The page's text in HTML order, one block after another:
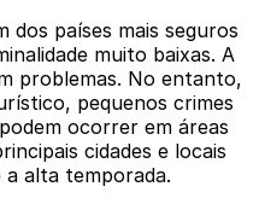
dos países mais seguros
muito baixas. A
problemas. No entanto,
pequenos crimes
ocorrer em áreas
cidades e locais
alta temporada.